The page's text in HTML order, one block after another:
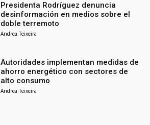
Presidenta Rodríguez denuncia
desinformación en medios sobre el
doble terremoto
Andrea Teixeira
Autoridades implementan medidas de
ahorro energético con sectores de
alto consumo
Andrea Teixeira